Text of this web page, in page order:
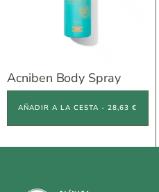
Acniben Body Spray
AÑADIR A LA CESTA - 28,63 €